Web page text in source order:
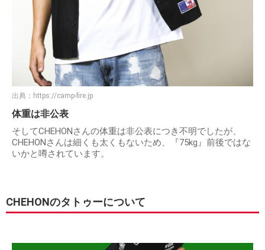
出典： https://camp-fire.jp
体重は非公表
そしてCHEHONさんの体重は非公表につき不明でしたが、
CHEHONさんは細くも太くもないため、『75kg』前後ではな
いかと噂されています。
CHEHONのタトゥーについて